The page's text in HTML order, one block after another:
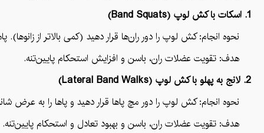
1. اسکات با کش لوپ (Band Squats)
نحوه انجام: کش لوپ را دور ران‌ها قرار دهید (کمی بالاتر از
هدف: تقویت عضلات ران، باسن و افزایش استحکام پایین‌تنه.
2. لانج به پهلو با کش لوپ (Lateral Band Walks)
نحوه انجام: کش لوپ را دور مچ پاها قرار دهید و پاها را به عرض
هدف: تقویت عضلات ران، باسن و بهبود تعادل و استحکام پایین‌تنه.